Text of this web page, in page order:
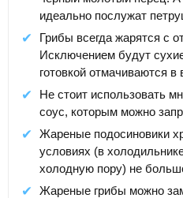
идеально послужат
Грибы всегда жарятся с
Исключением будут
готовкой отмачиваются в
Не стоит использовать
соус, которым можно
Жареные подосиновики
условиях (в
холодную пору) не
Жареные грибы можно